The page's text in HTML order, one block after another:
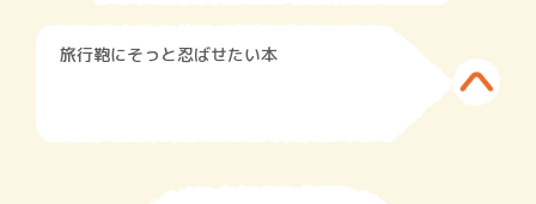
旅行鞄にそっと忍ばせたい本